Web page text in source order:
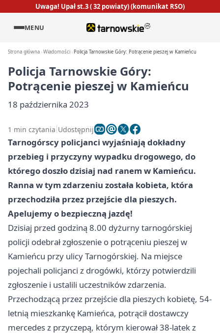
Uwaga! Upał st.3 ( 32 powiaty) (komunikat RSO)
MENU
Strona główna Wiadomości Policja Tarnowskie Góry: Potrącenie pieszej w Kamieńcu
Policja Tarnowskie Góry:
Potrącenie pieszej w Kamieńcu
18 października 2023
1 min czytania Udostępnij
Tarnogórscy policjanci wyjaśniają dokładny
przebieg i przyczyny wypadku drogowego, do
którego doszło dzisiaj nad ranem w Kamieńcu.
Ranna w tym zdarzeniu została kobieta, która
przechodziła przez przejście dla pieszych.
Apelujemy o bezpieczną jazdę!
Dzisiaj przed godziną 8.00 dyżurny tarnogórskiej
policji odebrał zgłoszenie o potrąceniu pieszej w
Kamieńcu przy ulicy Tarnogórskiej. Na miejsce
pojechali policjanci z drogówki, którzy potwierdzili
zgłoszenie i ustalili uczestników zdarzenia.
Przechodzącą przez przejście dla pieszych kobietę, 54-
letnią mieszkankę Kamieńca, potrącił dostawczy
mercedes z przyczepą, którym kierował 38-latek z